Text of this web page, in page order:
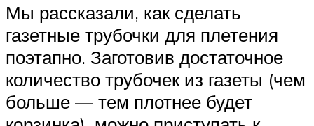
Мы рассказали, как сделать
газетные трубочки для плетения
поэтапно. Заготовив достаточное
количество трубочек из газеты (чем
больше — тем плотнее будет